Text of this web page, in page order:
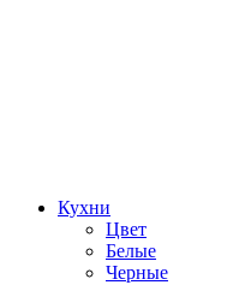
Кухни
Цвет
Белые
Черные